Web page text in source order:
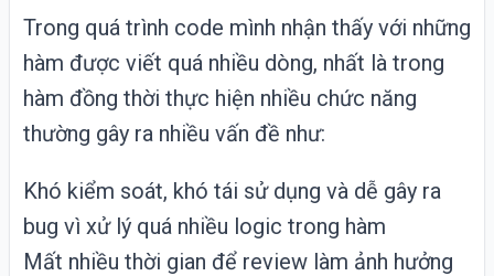
Trong quá trình code mình nhận thấy với những
hàm được viết quá nhiều dòng, nhất là trong
hàm đồng thời thực hiện nhiều chức năng
thường gây ra nhiều vấn đề như:
Khó kiểm soát, khó tái sử dụng và dễ gây ra
bug vì xử lý quá nhiều logic trong hàm
Mất nhiều thời gian để review làm ảnh hưởng